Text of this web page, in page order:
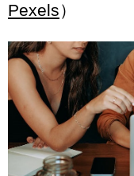
Pexels）